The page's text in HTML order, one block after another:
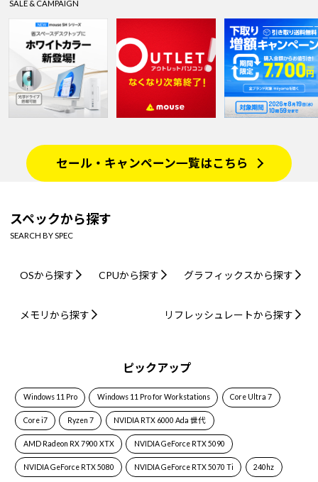
SALE & CAMPAIGN
セール・キャンペーン一覧はこちら
スペックから探す
SEARCH BY SPEC
OSから探す CPUから探す グラフィックスから探す
メモリから探す リフレッシュレートから探す
ピックアップ
Windows 11 Pro Windows 11 Pro for Workstations Core Ultra 7
Core i7 Ryzen 7 NVIDIA RTX 6000 Ada 世代
AMD Radeon RX 7900 XTX NVIDIA GeForce RTX 5090
NVIDIA GeForce RTX 5080 NVIDIA GeForce RTX 5070 Ti 240hz